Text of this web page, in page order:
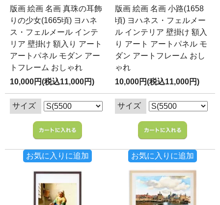
版画 絵画 名画 真珠の耳飾
りの少女(1665頃) ヨハネ
ス・フェルメール インテ
リア 壁掛け 額入り アート
アートパネル モダン アー
トフレーム おしゃれ
10,000円(税込11,000円)
サイズ
お気に入りに追加
版画 絵画 名画 小路(1658
頃) ヨハネス・フェルメー
ル インテリア 壁掛け 額入
り アート アートパネル モ
ダン アートフレーム おし
ゃれ
10,000円(税込11,000円)
サイズ
お気に入りに追加